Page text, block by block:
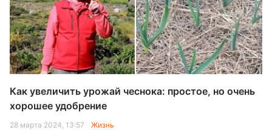
Как увеличить урожай чеснока: простое, но очень
хорошее удобрение
28 марта 2024, 13:57 Жизнь